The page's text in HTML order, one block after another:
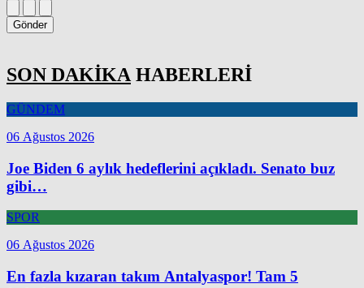
Gönder
SON DAKİKA HABERLERİ
GÜNDEM
06 Ağustos 2026
Joe Biden 6 aylık hedeflerini açıkladı. Senato buz
gibi…
SPOR
06 Ağustos 2026
En fazla kızaran takım Antalyaspor! Tam 5